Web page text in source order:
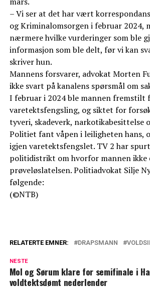
– Vi ser at det har vært
og Kriminalomsorgen i februar 2024,
nærmere hvilke vurderinger som ble
informasjon som ble delt, før vi kan
skriver hun.
Mannens forsvarer, advokat Morten
ikke svart på kanalens spørsmål om
I februar i 2024 ble mannen fremstilt
varetektsfengsling, og siktet for
tyveri, skadeverk, narkotikabesittelse
Politiet fant våpen i leiligheten hans,
igjen varetektsfengslet. TV 2 har
politidistrikt om hvorfor mannen
prøveløslatelsen. Politiadvokat Silje
følgende:
(©NTB)
RELATERTE EMNER: DRAPSMANN
NESTE
Mol og Sørum klare for semifinale i
voldtektsdømt nederlender